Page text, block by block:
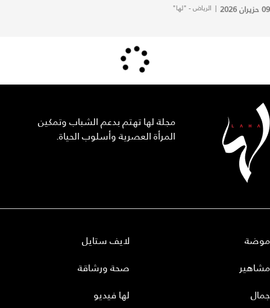
09 حزيران 2026 | الرياض - "لها"
مجلة لها تهتم بدعم الشباب وتمكين
المرأة العصرية وأسلوب الحياة.
موضة
مشاهير
جمال
لايف ستايل
صحة ورشاقة
لها فيديو